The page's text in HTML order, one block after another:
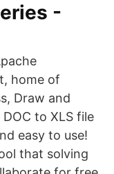
-
home of
Draw and
to XLS file
easy to use!
that solving